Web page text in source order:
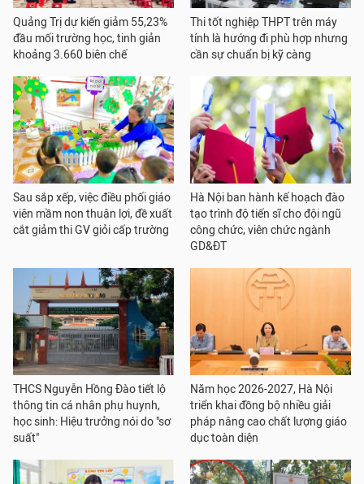
Quảng Trị dự kiến giảm 55,23%
đầu mối trường học, tinh giản
khoảng 3.660 biên chế
Thi tốt nghiệp THPT trên máy
tính là hướng đi phù hợp nhưng
cần sự chuẩn bị kỹ càng
Sau sắp xếp, việc điều phối giáo
viên mầm non thuận lợi, đề xuất
cắt giảm thi GV giỏi cấp trường
Hà Nội ban hành kế hoạch đào
tạo trình độ tiến sĩ cho đội ngũ
công chức, viên chức ngành
GD&ĐT
THCS Nguyễn Hồng Đào tiết lộ
thông tin cá nhân phụ huynh,
học sinh: Hiệu trưởng nói do "sơ
suất"
Năm học 2026-2027, Hà Nội
triển khai đồng bộ nhiều giải
pháp nâng cao chất lượng giáo
dục toàn diện